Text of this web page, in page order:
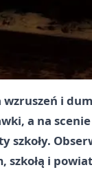
i
a na
szkoły.
i